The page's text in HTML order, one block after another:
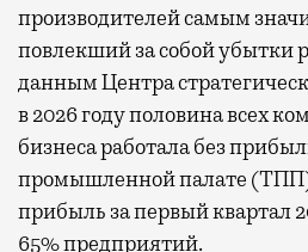
производителей самым
повлекший за собой убытки
данным Центра
в 2026 году половина всех
бизнеса работала без
промышленной палате
прибыль за первый квартал
65% предприятий.